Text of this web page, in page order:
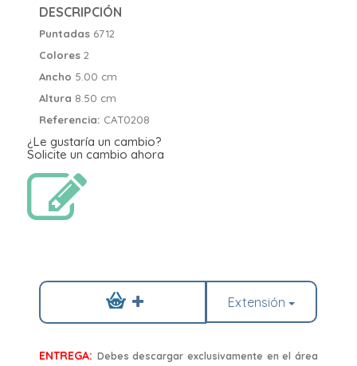
DESCRIPCIÓN
Puntadas 6712
Colores2
Ancho 5.00 cm
Altura 8.50 cm
Referencia: CAT0208
¿Le gustaría un cambio?
Solicite un cambio ahora
Extensión
ENTREGA: Debes descargar exclusivamente en el área